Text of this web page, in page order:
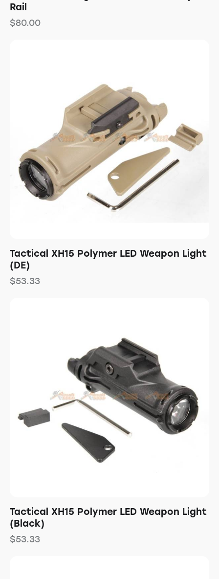
Rail
$80.00
Tactical XH15 Polymer LED Weapon Light
(DE)
$53.33
Tactical XH15 Polymer LED Weapon Light
(Black)
$53.33